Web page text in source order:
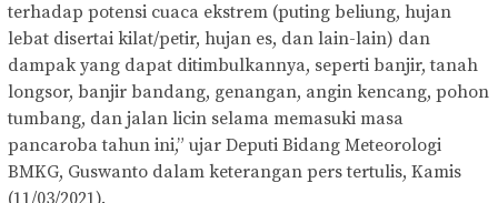
terhadap potensi cuaca ekstrem (puting beliung, hujan
lebat disertai kilat/petir, hujan es, dan lain-lain) dan
dampak yang dapat ditimbulkannya, seperti banjir, tanah
longsor, banjir bandang, genangan, angin kencang, pohon
tumbang, dan jalan licin selama memasuki masa
pancaroba tahun ini,” ujar Deputi Bidang Meteorologi
BMKG, Guswanto dalam keterangan pers tertulis, Kamis